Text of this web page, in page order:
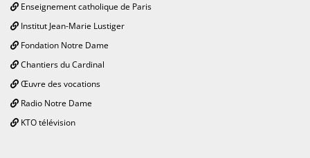
Enseignement catholique de Paris
Institut Jean-Marie Lustiger
Fondation Notre Dame
Chantiers du Cardinal
Œuvre des vocations
Radio Notre Dame
KTO télévision